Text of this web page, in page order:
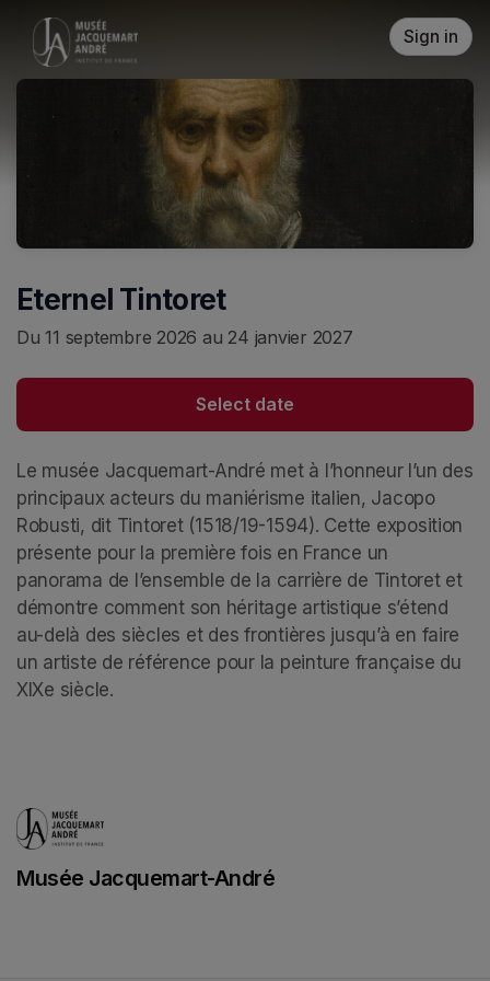
Skip header
Sign in
Eternel Tintoret
Du 11 septembre 2026 au 24 janvier 2027
Select date
Le musée Jacquemart-André met à l’honneur l’un des
principaux acteurs du maniérisme italien, Jacopo
Robusti, dit Tintoret (1518/19-1594). Cette exposition
présente pour la première fois en France un
panorama de l’ensemble de la carrière de Tintoret et
démontre comment son héritage artistique s’étend
au-delà des siècles et des frontières jusqu’à en faire
un artiste de référence pour la peinture française du
XIXe siècle.
Musée Jacquemart-André